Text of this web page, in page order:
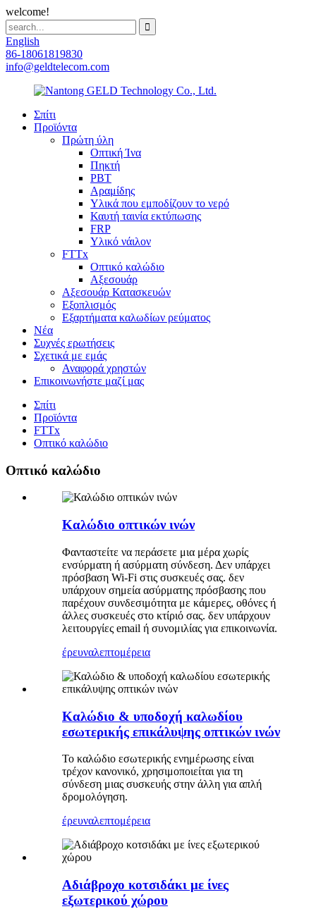
welcome!
English
86-18061819830
info@geldtelecom.com
Σπίτι
Προϊόντα
Πρώτη ύλη
Οπτική Ίνα
Πηκτή
PBT
Αραμίδης
Υλικά που εμποδίζουν το νερό
Καυτή ταινία εκτύπωσης
FRP
Υλικό νάιλον
FTTx
Οπτικό καλώδιο
Αξεσουάρ
Αξεσουάρ Κατασκευών
Εξοπλισμός
Εξαρτήματα καλωδίων ρεύματος
Νέα
Συχνές ερωτήσεις
Σχετικά με εμάς
Αναφορά χρηστών
Επικοινωνήστε μαζί μας
Σπίτι
Προϊόντα
FTTx
Οπτικό καλώδιο
Οπτικό καλώδιο
Καλώδιο οπτικών ινών
Φανταστείτε να περάσετε μια μέρα χωρίς
ενσύρματη ή ασύρματη σύνδεση. Δεν υπάρχει
πρόσβαση Wi-Fi στις συσκευές σας. δεν
υπάρχουν σημεία ασύρματης πρόσβασης που
παρέχουν συνδεσιμότητα με κάμερες, οθόνες ή
άλλες συσκευές στο κτίριό σας. δεν υπάρχουν
λειτουργίες email ή συνομιλίας για επικοινωνία.
έρευναλεπτομέρεια
Καλώδιο & υποδοχή καλωδίου
εσωτερικής επικάλυψης οπτικών ινών
Το καλώδιο εσωτερικής ενημέρωσης είναι
τρέχον κανονικό, χρησιμοποιείται για τη
σύνδεση μιας συσκευής στην άλλη για απλή
δρομολόγηση.
έρευναλεπτομέρεια
Αδιάβροχο κοτσιδάκι με ίνες
εξωτερικού χώρου